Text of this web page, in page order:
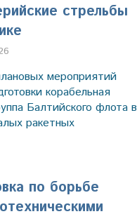
стрельбы
мероприятий
корабельная
Балтийского флота в
ракетных
по борьбе